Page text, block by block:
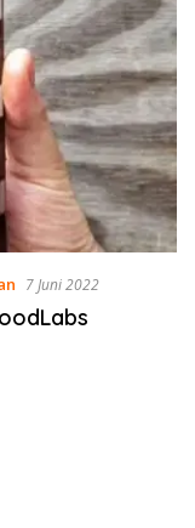
7 Juni 2022